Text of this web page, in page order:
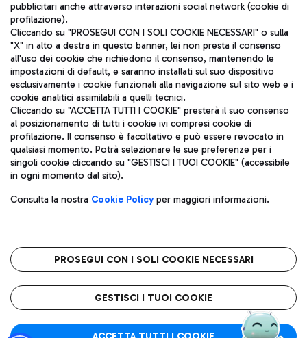
Pizza
Gelateria
Wine Bar & Sparkling
Autobus
Scopri le linee di autobus per raggiungere l'aeroporto
Leonardo Da Vinci.
Raggiungi l’aeroporto senza pensieri con il servizio di taxi a
Ristoranti
Scopri la nostra offerta per una pausa gustosa in aeroporto
Mappa Aeroporto Fiumicino
Aeroporti di Roma S.p.A. - Società soggetta a direzione e
coordinamento di Mundys S.p.A.
Codice fiscale e Registro delle Imprese di Roma 13032990155 P.
IVA 06572251004
Capitale sociale 62.224.743,00 int. vers.
Sede legale: Via Pier Paolo Racchetti 1 - 00054 Fiumicino (RM)
telefono +39 06 65951
Privacy policy
Note legali
Roma FCO
L'aeroporto stellato
pubblicitari anche attraverso interazioni social network (cookie di
profilazione).
Cliccando su "PROSEGUI CON I SOLI COOKIE NECESSARI" o sulla
"X" in alto a destra in questo banner, lei non presta il consenso
all'uso dei cookie che richiedono il consenso, mantenendo le
impostazioni di default, e saranno installati sul suo dispositivo
esclusivamente i cookie funzionali alla navigazione sul sito web e i
cookie analitici assimilabili a quelli tecnici.
Cliccando su "ACCETTA TUTTI I COOKIE" presterà il suo consenso
al posizionamento di tutti i cookie ivi compresi cookie di
profilazione. Il consenso è facoltativo e può essere revocato in
qualsiasi momento. Potrà selezionare le sue preferenze per i
singoli cookie cliccando su "GESTISCI I TUOI COOKIE" (accessibile
in ogni momento dal sito).
Consulta la nostra Cookie Policyper maggiori informazioni.
PROSEGUI CON I SOLI COOKIE NECESSARI
GESTISCI I TUOI COOKIE